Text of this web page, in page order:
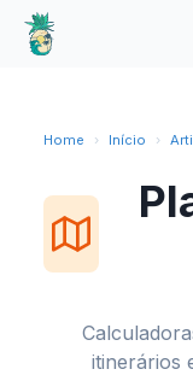
Home › Início ›
itinerários